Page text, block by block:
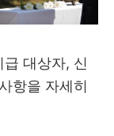
대상자, 신
항을 자세히